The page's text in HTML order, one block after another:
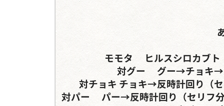
モモタ	ヒルスシロカブト	エレファスゾウカブトorコガラシクワガタ
対グー	グー→チョキ→パー（グー）→グー	グー→反時計回り
対チョキ	チョキ→反時計回り（セリフ分岐）	チョキ→反時計回り（セリフ分岐）
対パー	パー→反時計回り（セリフ分岐）（3手目が必殺技かつ次によんでいるセリフがで